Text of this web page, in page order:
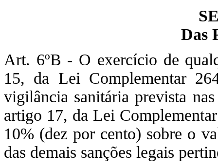
Das
Art. 6ºB - O exercício de
15, da Lei Complementar
vigilância sanitária prevista
artigo 17, da Lei
10% (dez por cento) sobre o
das demais sanções legais